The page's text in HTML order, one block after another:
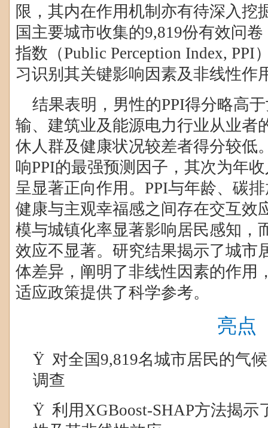
限，其内在作用机制亦有待深入挖
国主要城市收集的9,819份有效问
指数（Public Perception Index, PPI
习识别其关键影响因素及非线性作
结果表明，男性的PPI得分略高
输、建筑业及能源电力行业从业者
休人群及健康状况较差者得分较低
响PPI的最强预测因子，其次为年
呈显著正向作用。 PPI与年龄、碳
健康与主观幸福感之间存在交互效
模与城镇化率显著影响居民感知，
效应不显著。研究结果揭示了城市
体差异，阐明了非线性因素的作用
适应政策提供了科学参考。
亮点
Ÿ 对全国9,819名城市居民的气
调查
Ÿ 利用XGBoost-SHAP方法揭示